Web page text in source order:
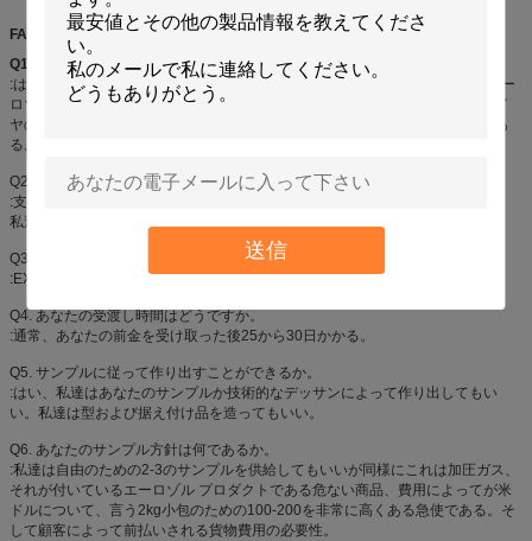
送信
FAQ
Q1.
製造業者であるか。
:はい、私達はシンセンの私そっくりの良い化学薬品カーケア プロダクトのエー
ロゾル プロダクトの専門の製造業者、特に、Aeropakのスプレー式塗料、タイ
ヤのシーラーおよびインフレーター、空気塵払い、スプレーの接着剤、等であ
る。
Q2. あなたの支払い条件は何であるか。
:支払の言葉は接触に交渉可能な順序の量および代理店の方針に従って変わる。
私達は商品に荷を積む前にプロダクトの写真およびパッケージを示す。
Q3. あなたの受渡し条件は何であるか。
:EXW、FOB、CFR、CIF、DDU。
Q4. あなたの受渡し時間はどうですか。
:通常、あなたの前金を受け取った後25から30日かかる。
Q5. サンプルに従って作り出すことができるか。
:はい、私達はあなたのサンプルか技術的なデッサンによって作り出してもい
い。私達は型および据え付け品を造ってもいい。
Q6. あなたのサンプル方針は何であるか。
:私達は自由のための2-3のサンプルを供給してもいいが同様にこれは加圧ガス、
それが付いているエーロゾル プロダクトである危ない商品、費用によってが米
ドルについて、言う2kg小包のための100-200を非常に高くある急使である。そ
して顧客によって前払いされる貨物費用の必要性。